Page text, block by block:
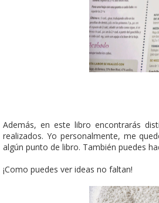
Además, en este libro encontrarás
realizados. Yo personalmente, me
algún punto de libro. También puedes
¡Como puedes ver ideas no faltan!